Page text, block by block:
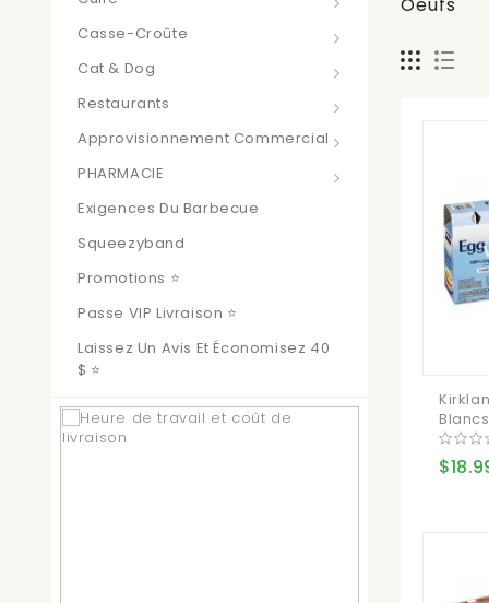
Casse-Croûte
Cat & Dog
Restaurants
Approvisionnement Commercial
PHARMACIE
Exigences Du Barbecue
Squeezyband
Promotions ⭐
Passe VIP Livraison ⭐
Laissez Un Avis Et Économisez 40
$ ⭐